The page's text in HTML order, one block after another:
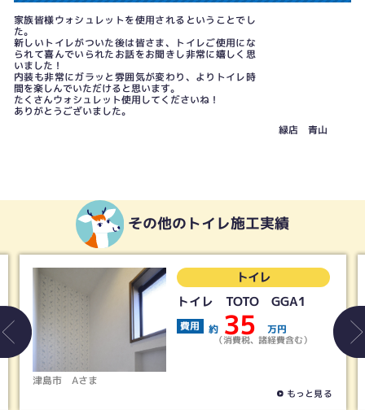
家族皆様ウォシュレットを使用されるということでし
た。
新しいトイレがついた後は皆さま、トイレご使用にな
られて喜んでいられたお話をお聞きし非常に嬉しく思
いました！
内装も非常にガラッと雰囲気が変わり、よりトイレ時
間を楽しんでいただけると思います。
たくさんウォシュレット使用してくださいね！
ありがとうございました。
緑店 青山
その他のトイレ施工実績
津島市 Aさま
トイレ
トイレ TOTO GGA1
費用 約 35 万円
（消費税、諸経費含む）
もっと見る